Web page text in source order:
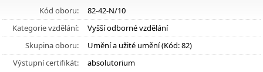
Kód oboru:
82-42-N/10
Kategorie vzdělání:
Vyšší odborné vzdělání
Skupina oboru:
Umění a užité umění (Kód: 82)
Výstupní certifikát:
absolutorium